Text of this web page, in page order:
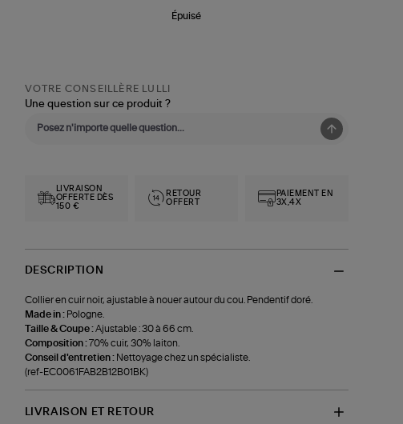
Épuisé
VOTRE CONSEILLÈRE LULLI
Une question sur ce produit ?
LIVRAISON
OFFERTE DÈS
150 €
RETOUR
OFFERT
PAIEMENT EN
3X,4X
DESCRIPTION
Collier en cuir noir, ajustable à nouer autour du cou. Pendentif doré.
Made in : Pologne.
Taille & Coupe :Ajustable : 30 à 66 cm.
Composition :70% cuir, 30% laiton.
Conseil d'entretien : Nettoyage chez un spécialiste.
(ref-EC0061FAB2B12B01BK)
LIVRAISON ET RETOUR